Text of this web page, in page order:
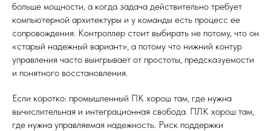
больше мощности, а когда задача действительно требует
компьютерной архитектуры и у команды есть процесс ее
сопровождения. Контроллер стоит выбирать не потому, что он
«старый надежный вариант», а потому что нижний контур
управления часто выигрывает от простоты, предсказуемости
и понятного восстановления.
Если коротко: промышленный ПК хорош там, где нужна
вычислительная и интеграционная свобода. ПЛК хорош там,
где нужна управляемая надежность. Риск поддержки